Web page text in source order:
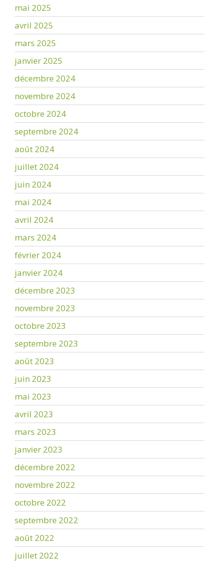
mai 2025
avril 2025
mars 2025
janvier 2025
décembre 2024
novembre 2024
octobre 2024
septembre 2024
août 2024
juillet 2024
juin 2024
mai 2024
avril 2024
mars 2024
février 2024
janvier 2024
décembre 2023
novembre 2023
octobre 2023
septembre 2023
août 2023
juin 2023
mai 2023
avril 2023
mars 2023
janvier 2023
décembre 2022
novembre 2022
octobre 2022
septembre 2022
août 2022
juillet 2022